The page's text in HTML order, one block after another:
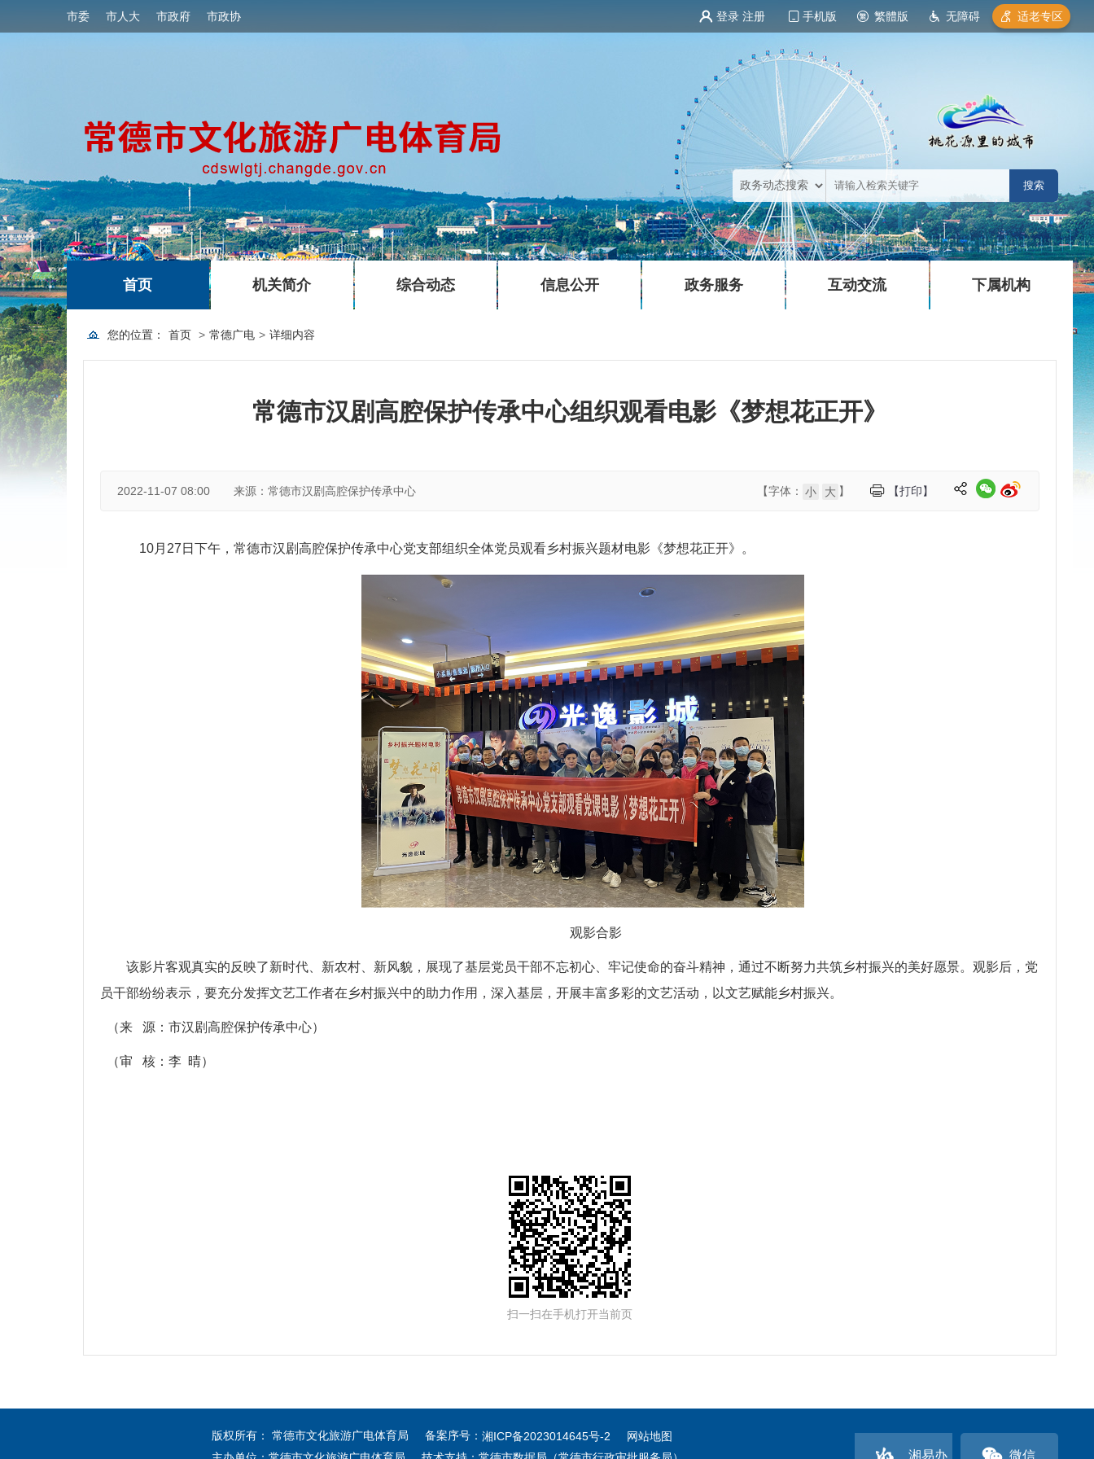
市委 市人大 市政府 市政协 登录 注册 手机版 繁體版 无障碍 适老专区
首页
|
机关简介
|
综合动态 信息公开 政务服务
|
互动交流
|
下属机构
您的位置： 首页 > 常德广电 > 详细内容
常德市汉剧高腔保护传承中心组织观看电影《梦想花正开》
2022-11-07 08:00 来源：常德市汉剧高腔保护传承中心 【打印】
【字体： 小 大 】
10月27日下午，常德市汉剧高腔保护传承中心党支部组织全体党员观看乡村振兴题材电影《梦想花正开》。
观影合影
该影片客观真实的反映了新时代、新农村、新风貌，展现了基层党员干部不忘初心、牢记使命的奋斗精神，通过不断努力共筑乡村振兴的美好愿景。 观影后，党
员干部纷纷表示，要充分发挥文艺工作者在乡村振兴中的助力作用，深入基层，开展丰富多彩的文艺活动，以文艺赋能乡村振兴。
（来 源：市汉剧高腔保护传承中心）
（审 核：李 晴）
扫一扫在手机打开当前页
版权所有： 常德市文化旅游广电体育局 备案序号： 湘ICP备2023014645号-2
网站地图
微信
湘易办